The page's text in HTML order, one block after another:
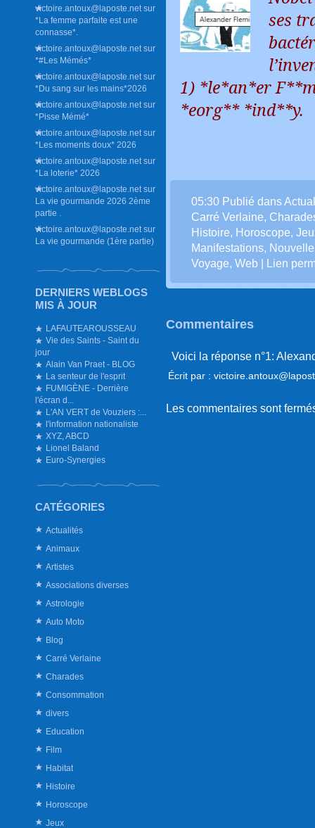
victoire.antoux@laposte.net sur
*La femme parfaite est une
connasse*.
victoire.antoux@laposte.net sur
*#Les Mémés*
victoire.antoux@laposte.net sur
*Du sang sur les mains*2026
victoire.antoux@laposte.net sur
*Pisse Mémé*
victoire.antoux@laposte.net sur
*Les moments doux* 2026
victoire.antoux@laposte.net sur
*La loterie* 2026
victoire.antoux@laposte.net sur
La vie gourmande 2026 2ème
partie .
victoire.antoux@laposte.net sur
La vie gourmande (1ère partie)
DERNIERS WEBLOGS
MIS À JOUR
LAFAUTEAROUSSEAU
Vie des Saints - Saint du
jour
Alain Van Praet - BLOG
La senteur de l'esprit
FUMIGÈNE - Derrière
l'écran d...
L'AN VERT de Vouziers :...
l'information nationaliste
XYZ, ABCD
Lionel Baland
Euro-Synergies
CATÉGORIES
Actualités
Animaux
Artistes
Associations diverses
Astrologie
Auto Moto
Blog
Carré Verlaine
Charades
Consommation
divers
Education
Film
Habitat
Histoire
Horoscope
Jeux
ses
1) *le*an*er
*eorg** *ind**y.
05:30 Publié dans
Carré Verlaine,
Histoire, Horoscope,
Manifestations,
Voyage, Web Lien
Commentaires
Voici la réponse n°1:
Écrit par :
Les commentaires sont